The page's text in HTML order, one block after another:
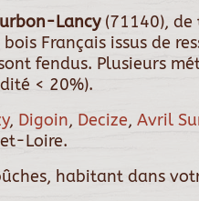
Lancy(71140), de
Français issus de
fendus. Plusieurs
< 20%).
, Digoin, Decize, Avril
Loire.
habitant dans